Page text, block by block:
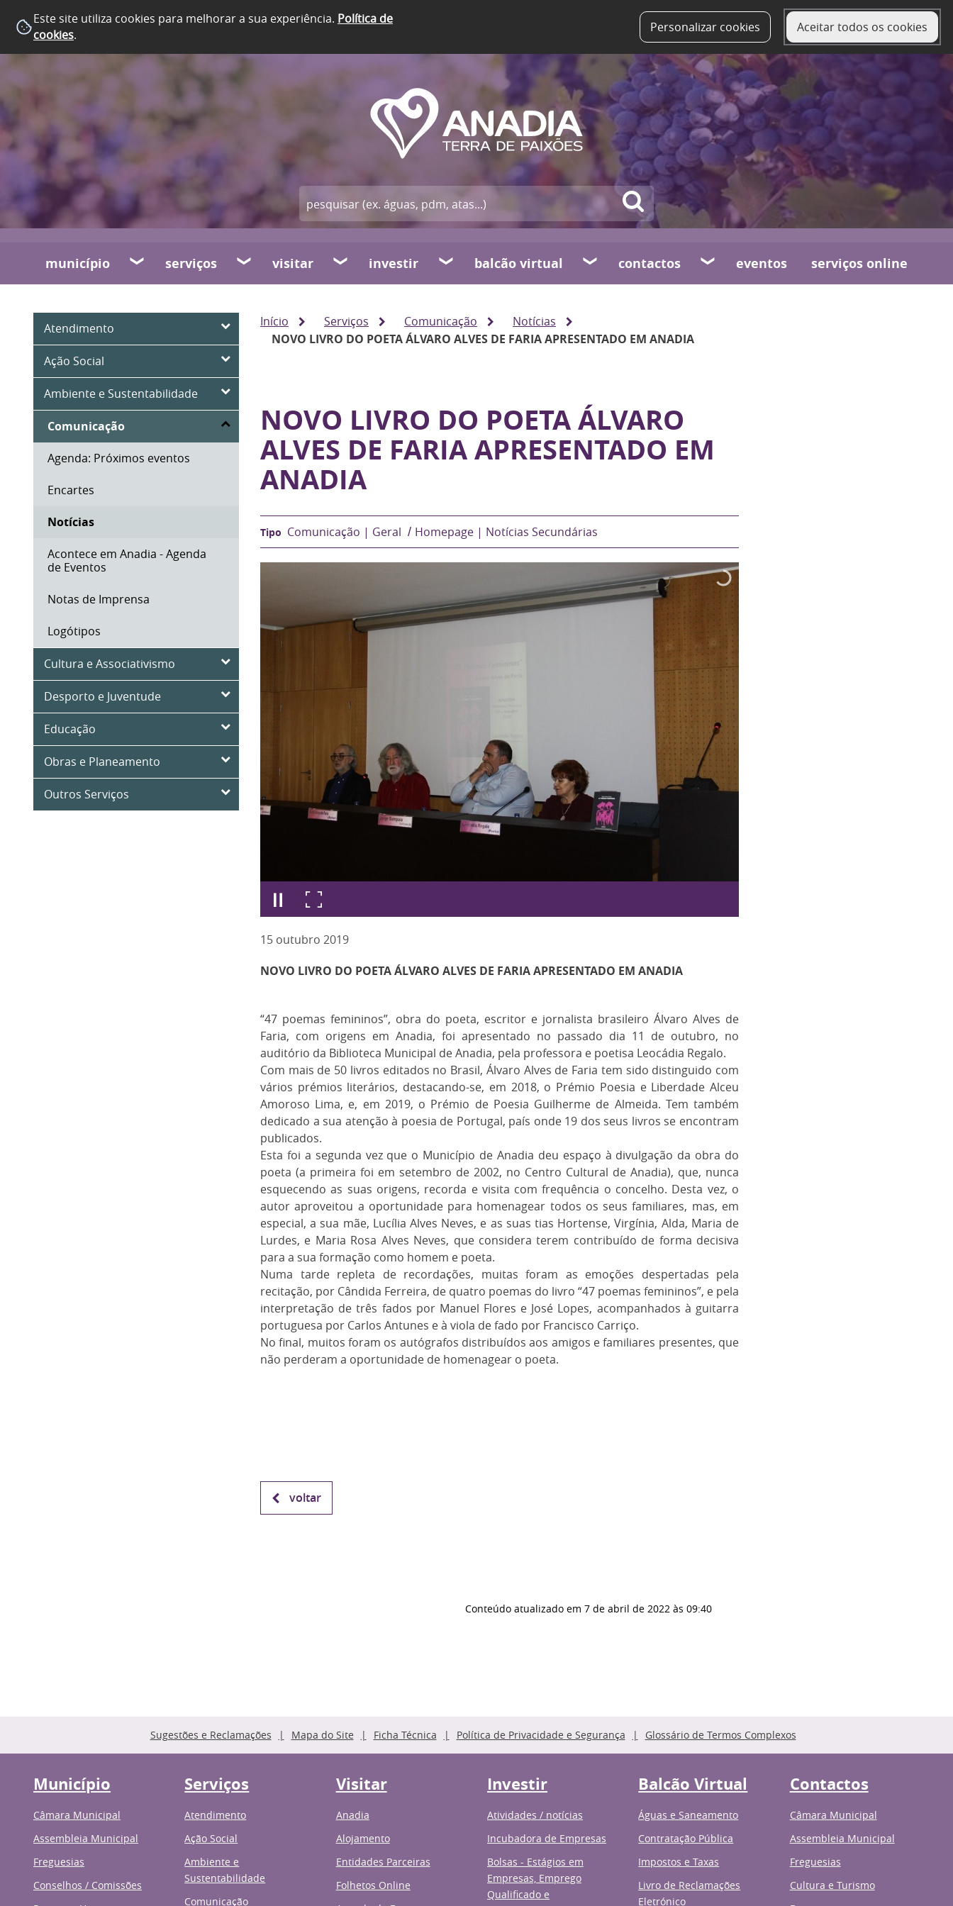
Este site utiliza cookies para melhorar a sua experiência. Política de
cookies. Personalizar cookies Aceitar todos os cookies
município serviços visitar investir balcão virtual contactos eventos serviços online
Atendimento
Ação Social
Ambiente e Sustentabilidade
Comunicação
Agenda: Próximos eventos
Encartes
Notícias
Acontece em Anadia - Agenda
de Eventos
Notas de Imprensa
Logótipos
Cultura e Associativismo
Desporto e Juventude
Educação
Obras e Planeamento
Outros Serviços
Início Serviços Comunicação
Notícias
NOVO LIVRO DO POETA ÁLVARO ALVES DE FARIA APRESENTADO EM ANADIA
NOVO LIVRO DO POETA ÁLVARO
ALVES DE FARIA APRESENTADO EM
ANADIA
Comunicação | Geral Homepage | Notícias Secundárias
15 outubro 2019
NOVO LIVRO DO POETA ÁLVARO ALVES DE FARIA APRESENTADO EM ANADIA
“47 poemas femininos”, obra do poeta, escritor e jornalista brasileiro Álvaro Alves de
Faria, com origens em Anadia, foi apresentado no passado dia 11 de outubro, no
auditório da Biblioteca Municipal de Anadia, pela professora e poetisa Leocádia Regalo.
Com mais de 50 livros editados no Brasil, Álvaro Alves de Faria tem sido distinguido com
vários prémios literários, destacando-se, em 2018, o Prémio Poesia e Liberdade Alceu
Amoroso Lima, e, em 2019, o Prémio de Poesia Guilherme de Almeida. Tem também
dedicado a sua atenção à poesia de Portugal, país onde 19 dos seus livros se encontram
publicados.
Esta foi a segunda vez que o Município de Anadia deu espaço à divulgação da obra do
poeta (a primeira foi em setembro de 2002, no Centro Cultural de Anadia), que, nunca
esquecendo as suas origens, recorda e visita com frequência o concelho. Desta vez, o
autor aproveitou a oportunidade para homenagear todos os seus familiares, mas, em
especial, a sua mãe, Lucília Alves Neves, e as suas tias Hortense, Virgínia, Alda, Maria de
Lurdes, e Maria Rosa Alves Neves, que considera terem contribuído de forma decisiva
para a sua formação como homem e poeta.
Numa tarde repleta de recordações, muitas foram as emoções despertadas pela
recitação, por Cândida Ferreira, de quatro poemas do livro “47 poemas femininos”, e pela
interpretação de três fados por Manuel Flores e José Lopes, acompanhados à guitarra
portuguesa por Carlos Antunes e à viola de fado por Francisco Carriço.
No final, muitos foram os autógrafos distribuídos aos amigos e familiares presentes, que
não perderam a oportunidade de homenagear o poeta.
voltar
Conteúdo atualizado em 7 de abril de 2022 às 09:40
Sugestões e Reclamações Mapa do Site Ficha Técnica Política de Privacidade e Segurança Glossário de Termos Complexos
Município
Câmara Municipal
Assembleia Municipal
Freguesias
Conselhos / Comissões
Serviços
Atendimento
Ação Social
Ambiente e
Sustentabilidade
Comunicação
Visitar
Anadia
Alojamento
Entidades Parceiras
Folhetos Online
Investir
Atividades / notícias
Incubadora de Empresas
Bolsas - Estágios em
Empresas, Emprego
Qualificado e
Balcão Virtual
Águas e Saneamento
Contratação Pública
Impostos e Taxas
Livro de Reclamações
Eletrónico
Contactos
Câmara Municipal
Assembleia Municipal
Freguesias
Cultura e Turismo